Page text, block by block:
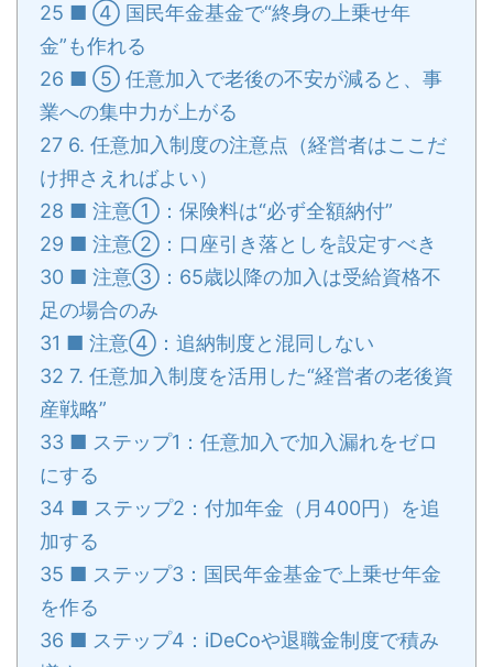
25 ■ ④ 国民年金基金で“終身の上乗せ年
金”も作れる
26 ■ ⑤ 任意加入で老後の不安が減ると、事
業への集中力が上がる
27 6. 任意加入制度の注意点（経営者はここだ
け押さえればよい）
28 ■ 注意①：保険料は“必ず全額納付”
29 ■ 注意②：口座引き落としを設定すべき
30 ■ 注意③：65歳以降の加入は受給資格不
足の場合のみ
31 ■ 注意④：追納制度と混同しない
32 7. 任意加入制度を活用した“経営者の老後資
産戦略”
33 ■ ステップ1：任意加入で加入漏れをゼロ
にする
34 ■ ステップ2：付加年金（月400円）を追
加する
35 ■ ステップ3：国民年金基金で上乗せ年金
を作る
36 ■ ステップ4：iDeCoや退職金制度で積み